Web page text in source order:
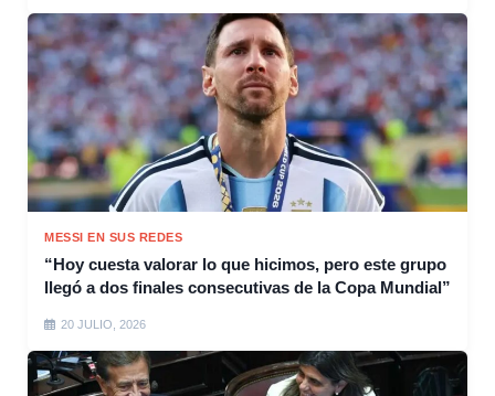
MESSI EN SUS REDES
“Hoy cuesta valorar lo que hicimos, pero este grupo
llegó a dos finales consecutivas de la Copa Mundial”
20 JULIO, 2026